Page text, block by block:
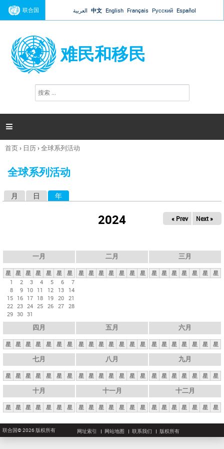
Jump to navigation
联合国 العربية 中文 English Français Русский Español
难民和移民
搜
索

你
这
首页› 日历›全球系列活动
全球系列活动
月 日 年
2024 « Prev Next »
一月
星 星 星 星 星 星
星
1
2 3 4 5 6
7
8
9 10 11 12 13
14
15 16 17 18 19 20 21
22 23 24 25 26 27 28
29 30 31
二月
星 星 星 星 星 星 星
三月
星 星 星 星 星 星 星
四月
星 星 星 星 星 星 星
五月
星 星 星 星 星 星 星
六月
星 星 星 星 星 星 星
七月
星 星 星 星 星 星 星
八月
星 星 星 星 星 星 星
九月
星 星 星 星 星 星 星
十月
星 星 星 星 星 星 星
十一月
星 星 星 星 星 星 星
十二月
星 星 星 星 星 星 星
联合国© 2026 版权所有 网址索引 网站地图 联系我们 版权所有